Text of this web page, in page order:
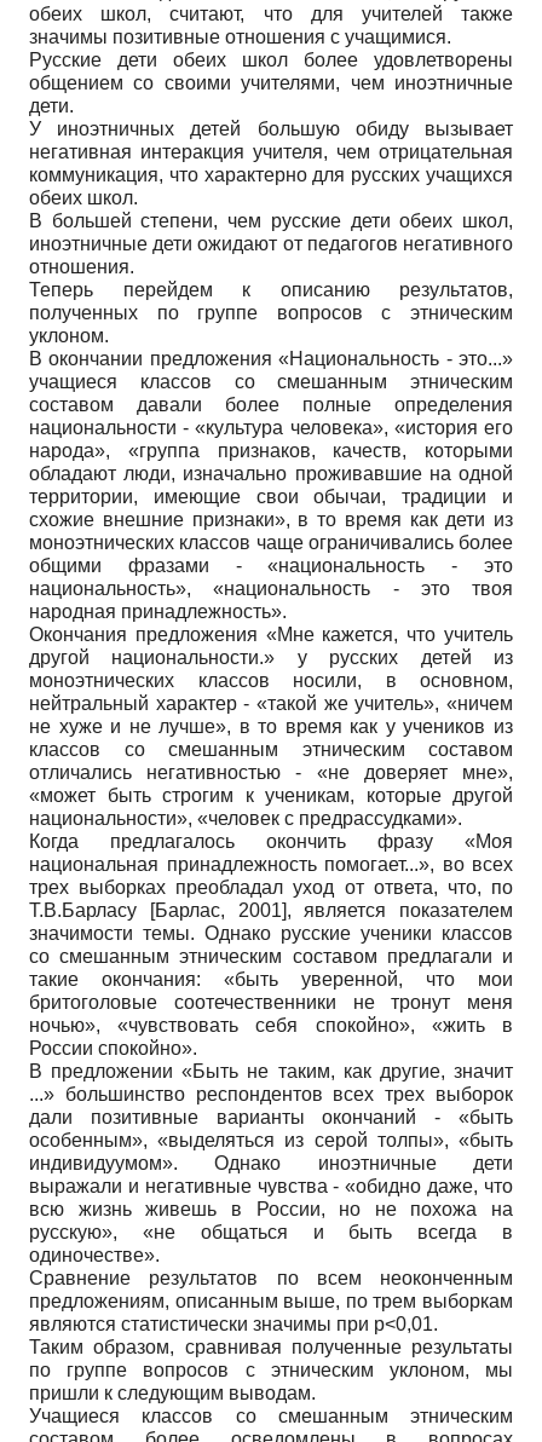
обеих школ, считают, что для учителей также
значимы позитивные отношения с учащимися.
Русские дети обеих школ более удовлетворены
общением со своими учителями, чем иноэтничные
дети.
У иноэтничных детей большую обиду вызывает
негативная интеракция учителя, чем отрицательная
коммуникация, что характерно для русских учащихся
обеих школ.
В большей степени, чем русские дети обеих школ,
иноэтничные дети ожидают от педагогов негативного
отношения.
Теперь перейдем к описанию результатов,
полученных по группе вопросов с этническим
уклоном.
В окончании предложения «Национальность - это...»
учащиеся классов со смешанным этническим
составом давали более полные определения
национальности - «культура человека», «история его
народа», «группа признаков, качеств, которыми
обладают люди, изначально проживавшие на одной
территории, имеющие свои обычаи, традиции и
схожие внешние признаки», в то время как дети из
моноэтнических классов чаще ограничивались более
общими фразами - «национальность - это
национальность», «национальность - это твоя
народная принадлежность».
Окончания предложения «Мне кажется, что учитель
другой национальности.» у русских детей из
моноэтнических классов носили, в основном,
нейтральный характер - «такой же учитель», «ничем
не хуже и не лучше», в то время как у учеников из
классов со смешанным этническим составом
отличались негативностью - «не доверяет мне»,
«может быть строгим к ученикам, которые другой
национальности», «человек с предрассудками».
Когда предлагалось окончить фразу «Моя
национальная принадлежность помогает...», во всех
трех выборках преобладал уход от ответа, что, по
Т.В.Барласу
[Барлас, 2001], является показателем
значимости темы. Однако русские ученики классов
со смешанным этническим составом предлагали и
такие окончания: «быть уверенной, что мои
бритоголовые соотечественники не тронут меня
ночью», «чувствовать себя спокойно», «жить в
России спокойно».
В предложении «Быть не таким, как другие, значит
...» большинство респондентов всех трех выборок
дали позитивные варианты окончаний - «быть
особенным», «выделяться из серой толпы», «быть
индивидуумом». Однако иноэтничные дети
выражали и негативные чувства - «обидно даже, что
всю жизнь живешь в России, но не похожа на
русскую», «не общаться и быть всегда в
одиночестве».
Сравнение результатов по всем неоконченным
предложениям, описанным выше, по трем выборкам
являются статистически значимы при р<0,01.
Таким образом, сравнивая полученные результаты
по группе вопросов с этническим уклоном, мы
пришли к следующим выводам.
Учащиеся классов со смешанным этническим